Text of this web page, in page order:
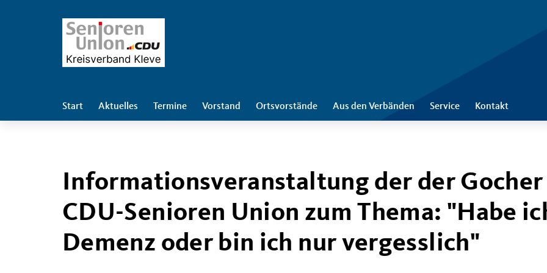
Start Aktuelles Termine Vorstand Ortsvorstände Aus den Verbänden Service Kontakt
Informationsveranstaltung der der Gocher
CDU-Senioren Union zum Thema: "Habe
Demenz oder bin ich nur vergesslich"